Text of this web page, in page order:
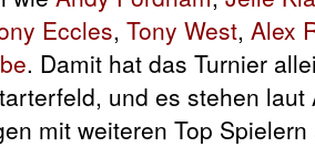
Eccles, Tony West, Alex
. Damit hat das Turnier
und es stehen
mit weiteren Top Spielern